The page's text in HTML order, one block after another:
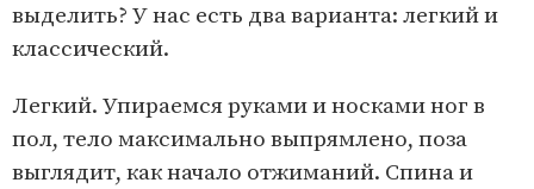
выделить? У нас есть два варианта: легкий и
классический.
Легкий. Упираемся руками и носками ног в
пол, тело максимально выпрямлено, поза
выглядит, как начало отжиманий. Спина и